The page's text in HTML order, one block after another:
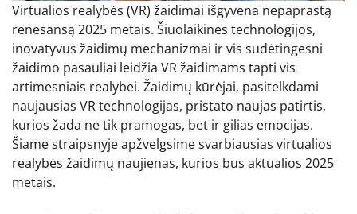
Virtualios realybės (VR) žaidimai išgyvena nepaprastą
renesansą 2025 metais. Šiuolaikinės technologijos,
inovatyvūs žaidimų mechanizmai ir vis sudėtingesni
žaidimo pasauliai leidžia VR žaidimams tapti vis
artimesniais realybei. Žaidimų kūrėjai, pasitelkdami
naujausias VR technologijas, pristato naujas patirtis,
kurios žada ne tik pramogas, bet ir gilias emocijas.
Šiame straipsnyje apžvelgsime svarbiausias virtualios
realybės žaidimų naujienas, kurios bus aktualios 2025
metais.